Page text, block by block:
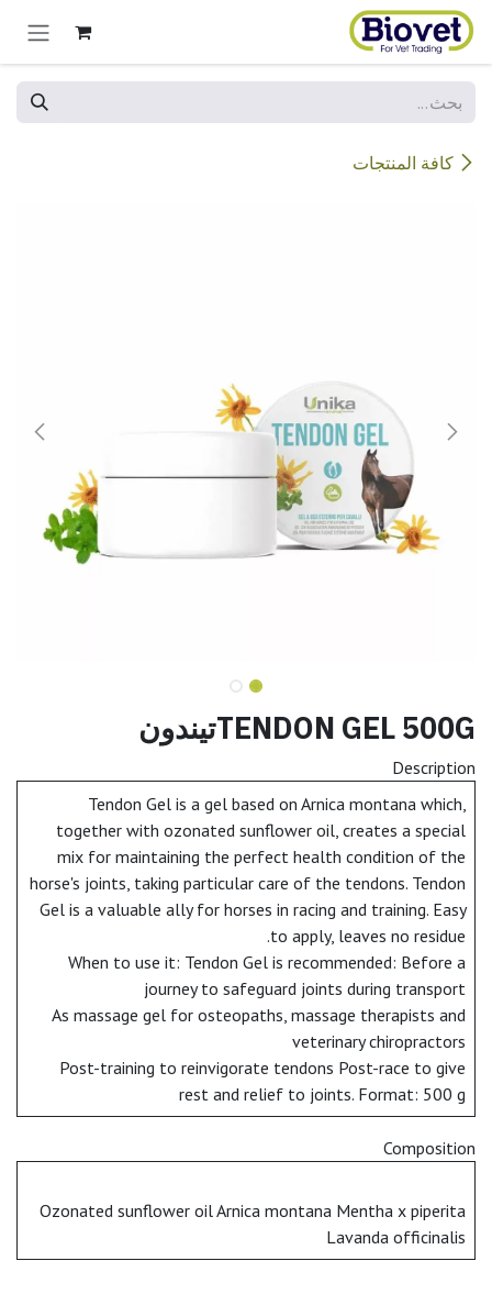
تخطي للذهاب إلى المحتوى
كافة المنتجات
TENDON GEL 500Gتيندون
Description
Tendon Gel is a gel based on Arnica montana which,
together with ozonated sunflower oil, creates a special
mix for maintaining the perfect health condition of the
horse's joints, taking particular care of the tendons. Tendon
Gel is a valuable ally for horses in racing and training. Easy
to apply, leaves no residue.
When to use it: Tendon Gel is recommended: Before a
journey to safeguard joints during transport
As massage gel for osteopaths, massage therapists and
veterinary chiropractors
Post-training to reinvigorate tendons Post-race to give
rest and relief to joints. Format: 500 g
Composition
Ozonated sunflower oil Arnica montana Mentha x piperita
Lavanda officinalis